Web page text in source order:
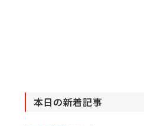
本日の新着記事